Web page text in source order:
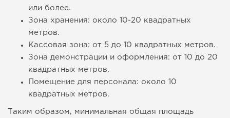
или более.
Зона хранения: около 10-20 квадратных
метров.
Кассовая зона: от 5 до 10 квадратных метров.
Зона демонстрации и оформления: от 10 до 20
квадратных метров.
Помещение для персонала: около 10
квадратных метров.
Таким образом, минимальная общая площадь